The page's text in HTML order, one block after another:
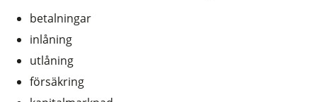
betalningar
inlåning
utlåning
försäkring